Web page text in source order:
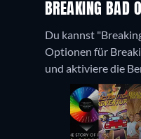
BREAKING BAD
Du kannst
Optionen für
und aktiviere die